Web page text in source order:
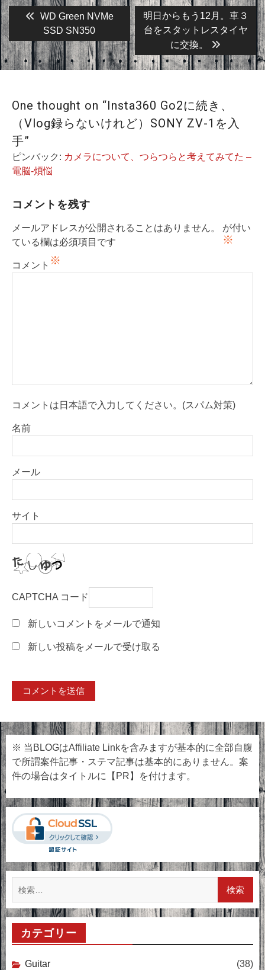
投
稿
ナ
ビ
ー
シ
ョ
ン
Previous
post:
WD Green NVMe
SSD SN350
Next
post:
明日からもう12月。車３
台をスタットレスタイヤ
に交換。
One thought on “Insta360 Go2に続き、
（Vlog録らないけれど）SONY ZV-1を入
手”
ピンバック: カメラについて、つらつらと考えてみてた –
電脳-煩悩
コメントを残す
メールアドレスが公開されることはありません。
※
が付い
ている欄は必須項目です
コメント ※
コメントは日本語で入力してください。(スパム対策)
名前
メール
サイト
CAPTCHA コード
新しいコメントをメールで通知
新しい投稿をメールで受け取る
※ 当BLOGはAffiliate Linkを含みますが基本的に全部自腹
で所謂案件記事・ステマ記事は基本的にありません。案
件の場合はタイトルに【PR】を付けます。
索:
カテゴリー
Guitar
(38)